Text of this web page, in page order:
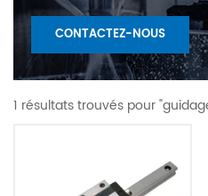
CONTACTEZ-NOUS
1 résultats trouvés pour